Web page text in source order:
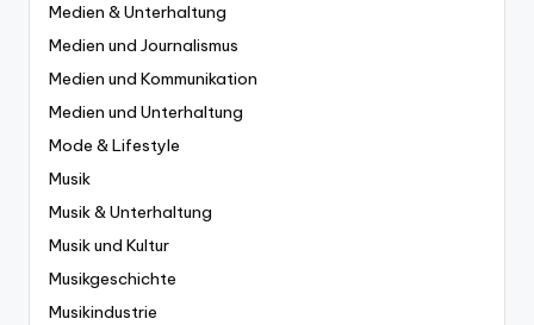
Medien & Unterhaltung
Medien und Journalismus
Medien und Kommunikation
Medien und Unterhaltung
Mode & Lifestyle
Musik
Musik & Unterhaltung
Musik und Kultur
Musikgeschichte
Musikindustrie